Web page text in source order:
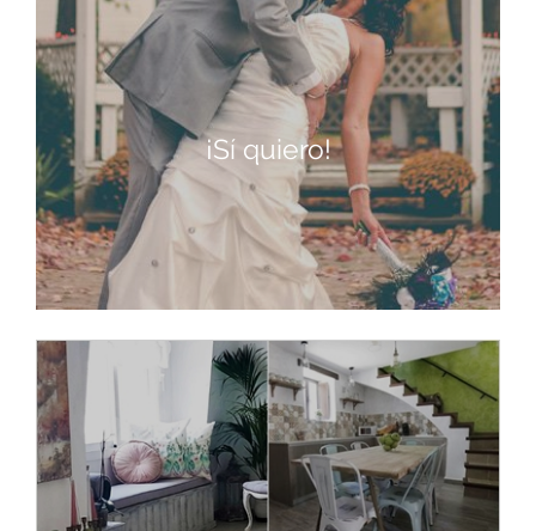
¡Sí quiero!